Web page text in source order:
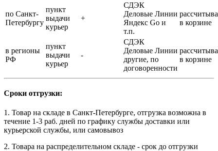
по Санкт-
Петербургу
пункт
выдачи
курьер
+
СДЭК
Деловые Линии
Яндекс Go и
т.п.
в корзине
в регионы
РФ
пункт
выдачи
курьер
-
СДЭК
Деловые Линии
другие, по
договоренности
в корзине
Сроки отгрузки:
1. Товар на складе в Санкт-Петербурге, отгрузка возможна в
течение 1-3 раб. дней по графику службы доставки или
курьерской службы, или самовывоз
2. Товара на распределительном складе - срок до отгрузки